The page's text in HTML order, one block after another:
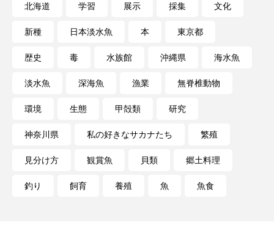
北海道 学習 展示 採集 文化
新種 日本淡水魚 本 東京都
歴史 毒 水族館 沖縄県 海水魚
淡水魚 深海魚 漁業 無脊椎動物
環境 生態 甲殻類 研究
神奈川県 私の好きなサカナたち 繁殖
見分け方 観賞魚 貝類 郷土料理
釣り 飼育 養殖 魚 魚食